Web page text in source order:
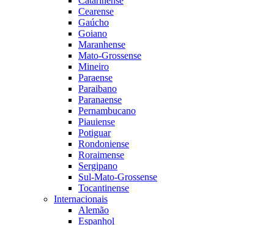
Cearense
Gaúcho
Goiano
Maranhense
Mato-Grossense
Mineiro
Paraense
Paraibano
Paranaense
Pernambucano
Piauiense
Potiguar
Rondoniense
Roraimense
Sergipano
Sul-Mato-Grossense
Tocantinense
Internacionais
Alemão
Espanhol